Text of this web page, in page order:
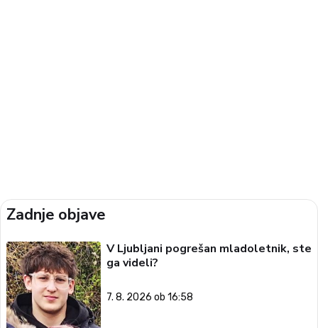
Zadnje objave
V Ljubljani pogrešan mladoletnik, ste
ga videli?
7. 8. 2026 ob 16:58